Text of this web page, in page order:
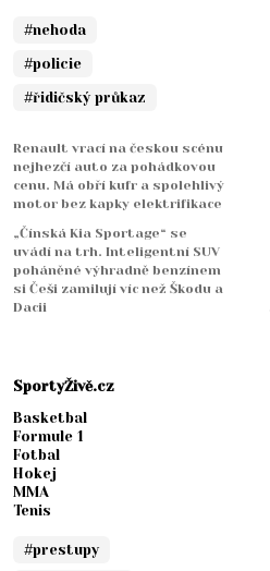
#nehoda
#policie
#řidičský průkaz
Renault vrací na českou scénu
nejhezčí auto za pohádkovou
cenu. Má obří kufr a spolehlivý
motor bez kapky elektrifikace
„Čínská Kia Sportage“ se
uvádí na trh. Inteligentní SUV
poháněné výhradně benzínem
si Češi zamilují víc než Škodu a
Dacii
SportyŽivě.cz
Basketbal
Formule 1
Fotbal
Hokej
MMA
Tenis
#prestupy